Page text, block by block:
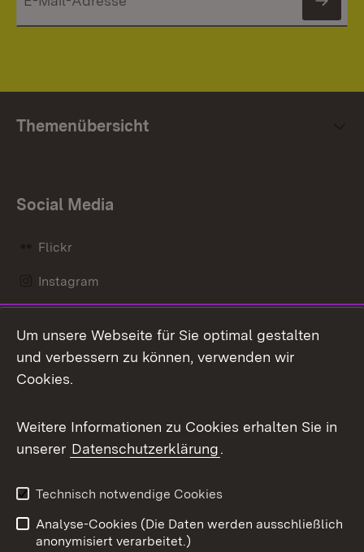
Themenübersicht
Social Media
Flickr
Instagram
Mastodon
Messenger
Social Wall
X / Twitter
Youtube
Um unsere Webseite für Sie optimal gestalten
und verbessern zu können, verwenden wir
Cookies.
Weitere Informationen zu Cookies erhalten Sie in
unserer Datenschutzerklärung.
Technisch notwendige Cookies
Analyse-Cookies (Die Daten werden ausschließlich
anonymisiert verarbeitet.)